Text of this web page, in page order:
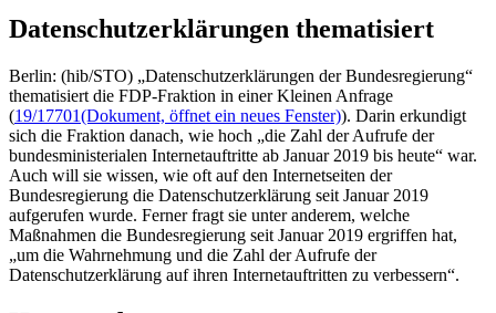
Datenschutzerklärungen thematisiert
Berlin: (hib/STO) „Datenschutzerklärungen der Bundesregierung“
thematisiert die FDP-Fraktion in einer Kleinen Anfrage
(19/17701(Dokument, öffnet ein neues Fenster)). Darin erkundigt
sich die Fraktion danach, wie hoch „die Zahl der Aufrufe der
bundesministerialen Internetauftritte ab Januar 2019 bis heute“ war.
Auch will sie wissen, wie oft auf den Internetseiten der
Bundesregierung die Datenschutzerklärung seit Januar 2019
aufgerufen wurde. Ferner fragt sie unter anderem, welche
Maßnahmen die Bundesregierung seit Januar 2019 ergriffen hat,
„um die Wahrnehmung und die Zahl der Aufrufe der
Datenschutzerklärung auf ihren Internetauftritten zu verbessern“.